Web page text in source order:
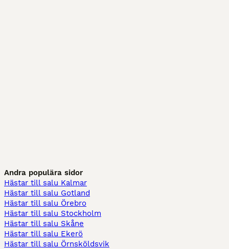
Andra populära sidor
Hästar till salu Kalmar
Hästar till salu Gotland
Hästar till salu Örebro
Hästar till salu Stockholm
Hästar till salu Skåne
Hästar till salu Ekerö
Hästar till salu Örnsköldsvik